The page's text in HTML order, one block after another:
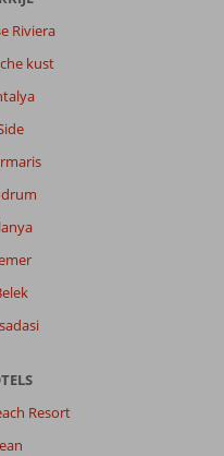
Riviera
kust
Resort